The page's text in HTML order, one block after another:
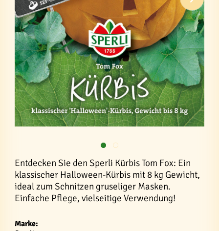
Entdecken Sie den Sperli Kürbis Tom Fox: Ein
klassischer Halloween-Kürbis mit 8 kg Gewicht,
ideal zum Schnitzen gruseliger Masken.
Einfache Pflege, vielseitige Verwendung!
Marke: